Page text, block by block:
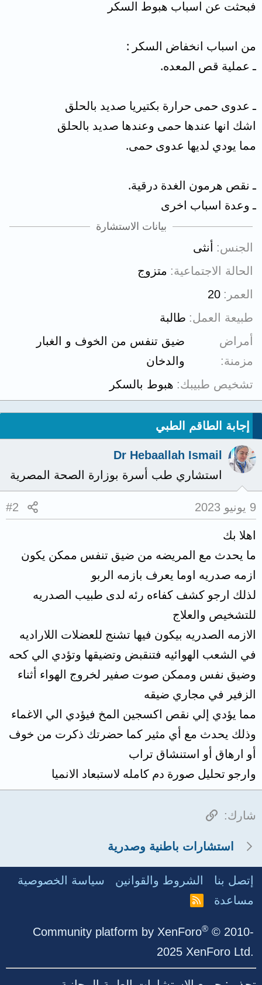
فبحثت عن اسباب هبوط السكر
من اسباب انخفاض السكر :
ـ عملية قص المعده.
ـ عدوى حمى حرارة بكتيريا صديد بالحلق
اشك انها عندها حمى وعندها صديد بالحلق
مما يودي لديها عدوى حمى.
ـ نقص هرمون الغدة درقية.
ـ وعدة اسباب اخرى
بيانات الاستشارة
الجنس
أنثى
الحالة الاجتماعية
متزوج
العمر
20
طبيعة العمل طالبة
أمراض
مزمنة
ضيق تنفس من الخوف و الغبار
والدخان
تشخيص طبيبك هبوط بالسكر
إجابة الطاقم الطبي
Dr Hebaallah Ismail
استشاري طب أسرة بوزارة الصحة المصرية
9 يونيو 2023 #2
اهلا بك
ما يحدث مع المريضه من ضيق تنفس ممكن يكون
ازمه صدريه اوما يعرف بازمه الربو
لذلك ارجو كشف كفاءه رئه لدى طبيب الصدريه
للتشخيص والعلاج
الازمه الصدريه بيكون فيها تشنج للعضلات اللاراديه
في الشعب الهوائيه فتنقبض وتضيقها وتؤدي الي كحه
وضيق نفس وممكن صوت صفير لخروج الهواء أثناء
الزفير في مجاري ضيقه
مما يؤدي إلي نقص اكسجين المخ فيؤدي الي الاغماء
وذلك يحدث مع أي مثير كما حضرتك ذكرت من خوف
أو ارهاق أو استنشاق تراب
وارجو تحليل صورة دم كامله لاستبعاد الانميا
شارك: الرابط
استشارات باطنية وصدرية
إتصل بنا الشروط والقوانين
سياسة الخصوصية
مساعدة
R
Community platform by XenForo® © 2010-
2025 XenForo Ltd.